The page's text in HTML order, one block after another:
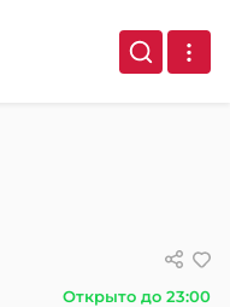
Открыто до 23:00